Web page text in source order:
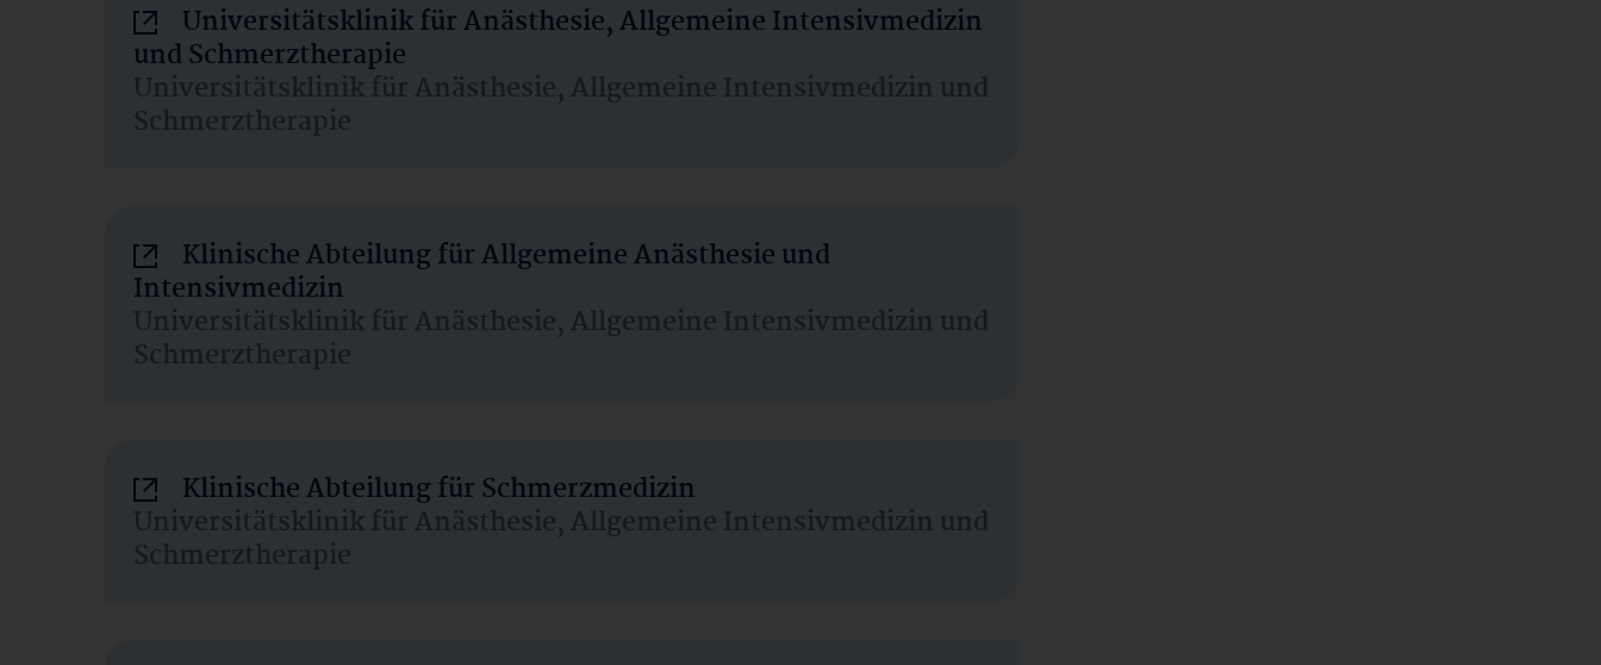
Universitätsklinik für Anästhesie, Allgemeine Intensivmedizin
und Schmerztherapie
Universitätsklinik für Anästhesie, Allgemeine Intensivmedizin und
Schmerztherapie
Klinische Abteilung für Allgemeine Anästhesie und
Intensivmedizin
Universitätsklinik für Anästhesie, Allgemeine Intensivmedizin und
Schmerztherapie
Klinische Abteilung für Schmerzmedizin
Universitätsklinik für Anästhesie, Allgemeine Intensivmedizin und
Schmerztherapie